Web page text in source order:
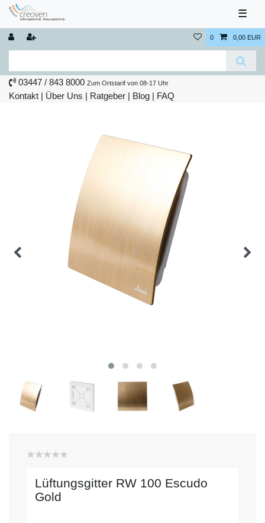
☰
0 0,00 EUR
03447 / 843 8000 Zum Ortstarif von 08-17 Uhr
Kontakt | Über Uns | Ratgeber | Blog | FAQ
Lüftungsgitter RW 100 Escudo
Gold